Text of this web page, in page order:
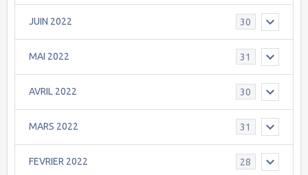
JUIN 2022 30
MAI 2022 31
AVRIL 2022 30
MARS 2022 31
FEVRIER 2022 28